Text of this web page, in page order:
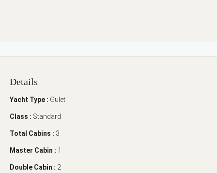
Details
Yacht Type : Gulet
Class : Standard
Total Cabins : 3
Master Cabin : 1
Double Cabin : 2